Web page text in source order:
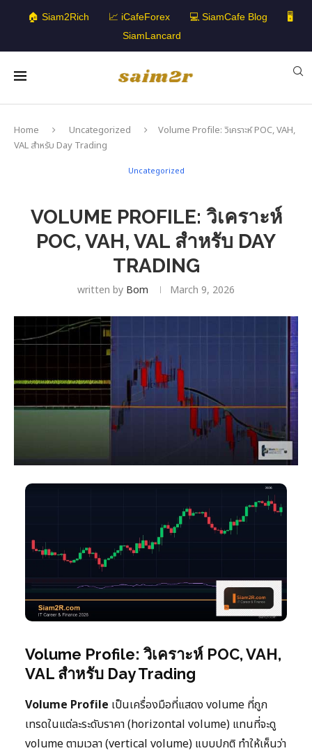
🏠 Siam2Rich 📈 iCafeForex 💻 SiamCafe Blog
🖥️
SiamLancard
Home Uncategorized
Volume Profile: วิเคราะห์ POC, VAH,
VAL สำหรับ Day Trading
Uncategorized
VOLUME PROFILE: วิเคราะห์
POC, VAH, VAL สำหรับ DAY
TRADING
written by Bom March 9, 2026
Volume Profile: วิเคราะห์ POC, VAH,
VAL สำหรับ Day Trading
Volume Profile เป็นเครื่องมือที่แสดง volume ที่ถูก
เทรดในแต่ละระดับราคา (horizontal volume) แทนที่จะดู
volume ตามเวลา (vertical volume) แบบปกติ ทำให้เห็นว่า